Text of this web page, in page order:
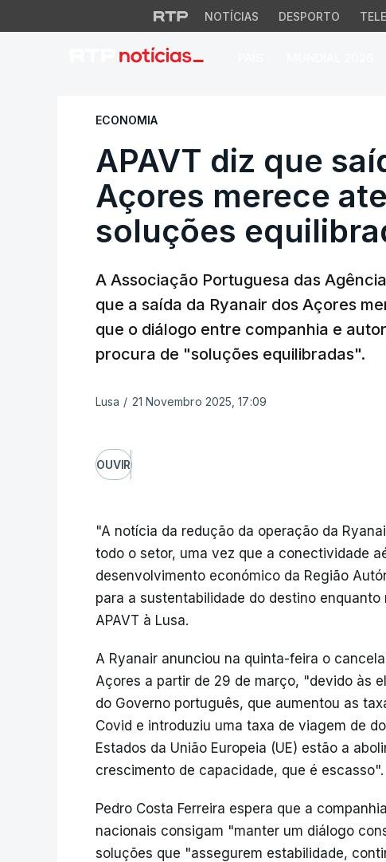
NOTÍCIAS DESPORTO
APAVT diz que
ECONOMIA
APAVT diz que
Açores merece
soluções
A Associação Portuguesa das
que a saída da Ryanair dos Açores
que o diálogo entre companhia e
procura de "soluções equilibradas".
Lusa / 21 Novembro 2025, 17:09
OUVIR
"A notícia da redução da operação da
todo o setor, uma vez que a conectividade
desenvolvimento económico da Região
para a sustentabilidade do destino
APAVT à Lusa.
A Ryanair anunciou na quinta-feira o
Açores a partir de 29 de março, "devido às
do Governo português, que aumentou as
Covid e introduziu uma taxa de viagem de
Estados da União Europeia (UE) estão a
crescimento de capacidade, que é escasso".
Pedro Costa Ferreira espera que a
nacionais consigam "manter um diálogo
soluções que "assegurem estabilidade,